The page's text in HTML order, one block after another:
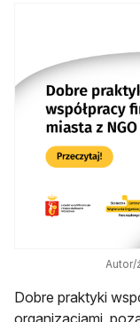
Autor/
Dobre praktyki